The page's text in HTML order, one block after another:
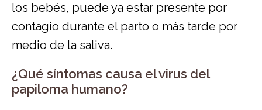
los bebés, puede ya estar presente por
contagio durante el parto o más tarde por
medio de la saliva.
¿Qué síntomas causa el virus del
papiloma humano?